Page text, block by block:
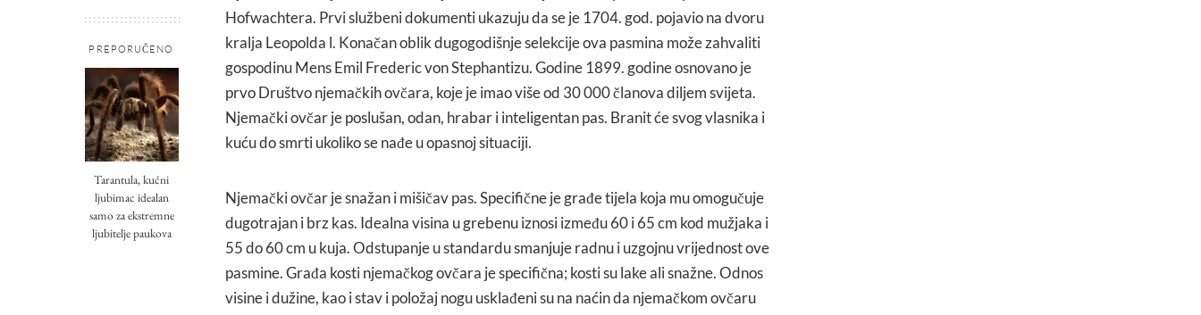
PREPORUČENO
Tarantula, kućni
ljubimac idealan
samo za ekstremne
ljubitelje paukova
Hofwachtera. Prvi službeni dokumenti ukazuju da se je 1704. god. pojavio na dvoru
kralja Leopolda l. Konačan oblik dugogodišnje selekcije ova pasmina može zahvaliti
gospodinu Mens Emil Frederic von Stephantizu. Godine 1899. godine osnovano je
prvo Društvo njemačkih ovčara, koje je imao više od 30 000 članova diljem svijeta.
Njemački ovčar je poslušan, odan, hrabar i inteligentan pas. Branit će svog vlasnika i
kuću do smrti ukoliko se nađe u opasnoj situaciji.
Njemački ovčar je snažan i mišičav pas. Specifične je građe tijela koja mu omogučuje
dugotrajan i brz kas. Idealna visina u grebenu iznosi između 60 i 65 cm kod mužjaka i
55 do 60 cm u kuja. Odstupanje u standardu smanjuje radnu i uzgojnu vrijednost ove
pasmine. Građa kosti njemačkog ovčara je specifična; kosti su lake ali snažne. Odnos
visine i dužine, kao i stav i položaj nogu usklađeni su na naćin da njemačkom ovčaru